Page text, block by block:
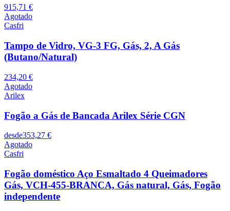
915,71 €
Agotado
Casfri
Tampo de Vidro, VG-3 FG, Gás, 2, A Gás
(Butano/Natural)
234,20 €
Agotado
Arilex
Fogão a Gás de Bancada Arilex Série CGN
desde353,27 €
Agotado
Casfri
Fogão doméstico Aço Esmaltado 4 Queimadores
Gás, VCH-455-BRANCA, Gás natural, Gás, Fogão
independente